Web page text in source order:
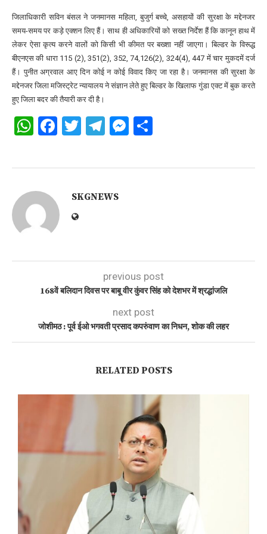
जिलाधिकारी सविन बंसल ने जनमानस महिला, बुजुर्ग बच्चे, असहायों की सुरक्षा के मद्देनजर
समय-समय पर कड़े एक्शन लिए हैं। साथ ही अधिकारियों को सख्त निर्देश हैं कि कानून हाथ में
लेकर ऐसा कृत्य करने वालों को किसी भी कीमत पर बख्शा नहीं जाएगा। बिल्डर के विरूद्ध
बीएनएस की धारा 115 (2), 351(2), 352, 74,126(2), 324(4), 447 में चार मुकदमें दर्ज
हैं। पुनीत अग्रवाल आए दिन कोई न कोई विवाद किए जा रहा है। जनमानस की सुरक्षा के
मद्देनजर जिला मजिस्ट्रेट न्यायालय ने संज्ञान लेते हुए बिल्डर के खिलाफ गुंडा एक्ट में बुक करते
हुए जिला बदर की तैयारी कर दी है।
WhatsApp
Facebook
Twitter
Telegram
Messenger
SKGNEWS
previous post
168वें बलिदान दिवस पर बाबू वीर कुंवर सिंह को देशभर में श्रद्धांजलि
next post
जोशीमठ : पूर्व ईओ भगवती प्रसाद कपरुंवाण का निधन, शोक की लहर
RELATED POSTS